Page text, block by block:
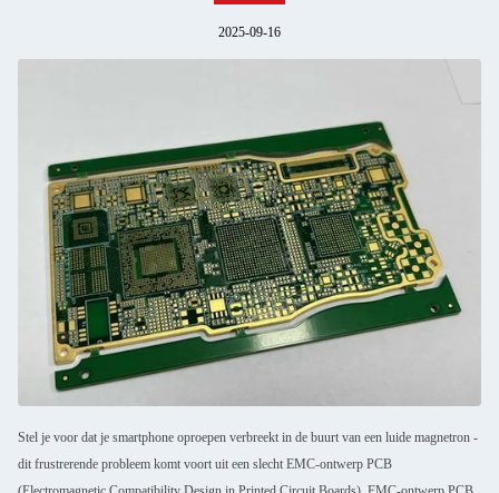
2025-09-16
Stel je voor dat je smartphone oproepen verbreekt in de buurt van een luide magnetron -
dit frustrerende probleem komt voort uit een slecht EMC-ontwerp PCB